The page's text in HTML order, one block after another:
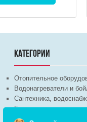
КАТЕГОРИИ
Отопительное
Водонагреватели и
Сантехника,
Бытовая техника
Вентиляционное